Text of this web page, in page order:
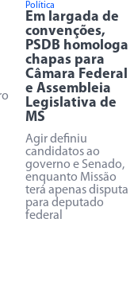
Política
Em largada de
convenções,
PSDB homologa
chapas para
Câmara Federal
e Assembleia
Legislativa de
MS
Agir definiu
candidatos ao
governo e Senado,
enquanto Missão
terá apenas disputa
para deputado
federal